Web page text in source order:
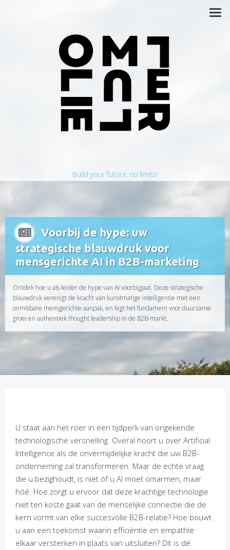
Build your future, no limits!
Voorbij de hype: uw
strategische blauwdruk voor
mensgerichte AI in B2B-marketing
Ontdek hoe u als leider de hype van AI voorbijgaat. Deze strategische
blauwdruk verenigt de kracht van kunstmatige intelligentie met een
onmisbare mensgerichte aanpak, en legt het fundament voor duurzame
groei en authentiek thought leadership in de B2B-markt.
U staat aan het roer in een tijdperk van ongekende
technologische versnelling. Overal hoort u over Artificial
Intelligence als de onvermijdelijke kracht die uw B2B-
onderneming zal transformeren. Maar de echte vraag
die u bezighoudt, is niet óf u AI moet omarmen, maar
hóé. Hoe zorgt u ervoor dat deze krachtige technologie
niet ten koste gaat van de menselijke connectie die de
kern vormt van elke succesvolle B2B-relatie? Hoe bouwt
u aan een toekomst waarin efficiëntie en empathie
elkaar versterken in plaats van uitsluiten? Dit is dé